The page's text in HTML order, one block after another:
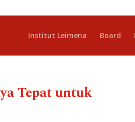
Institut Leimena Board
Tepat untuk